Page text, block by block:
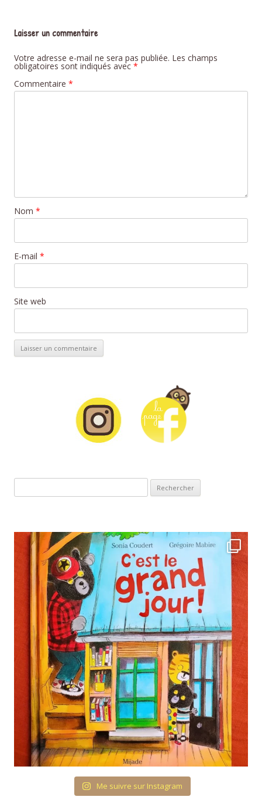
Laisser un commentaire
Votre adresse e-mail ne sera pas publiée. Les champs
obligatoires sont indiqués avec *
Commentaire *
Nom *
E-mail *
Site web
Me suivre sur Instagram